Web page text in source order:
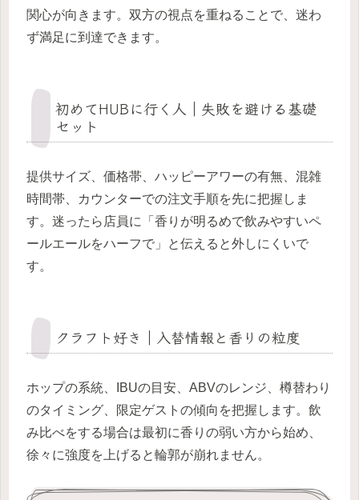
関心が向きます。双方の視点を重ねることで、迷わ
ず満足に到達できます。
初めてHUBに行く人｜失敗を避ける基礎
セット
提供サイズ、価格帯、ハッピーアワーの有無、混雑
時間帯、カウンターでの注文手順を先に把握しま
す。迷ったら店員に「香りが明るめで飲みやすいペ
ールエールをハーフで」と伝えると外しにくいで
す。
クラフト好き｜入替情報と香りの粒度
ホップの系統、IBUの目安、ABVのレンジ、樽替わり
のタイミング、限定ゲストの傾向を把握します。飲
み比べをする場合は最初に香りの弱い方から始め、
徐々に強度を上げると輪郭が崩れません。